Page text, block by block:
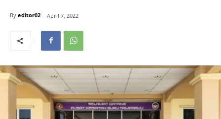
By editor02 April 7, 2022